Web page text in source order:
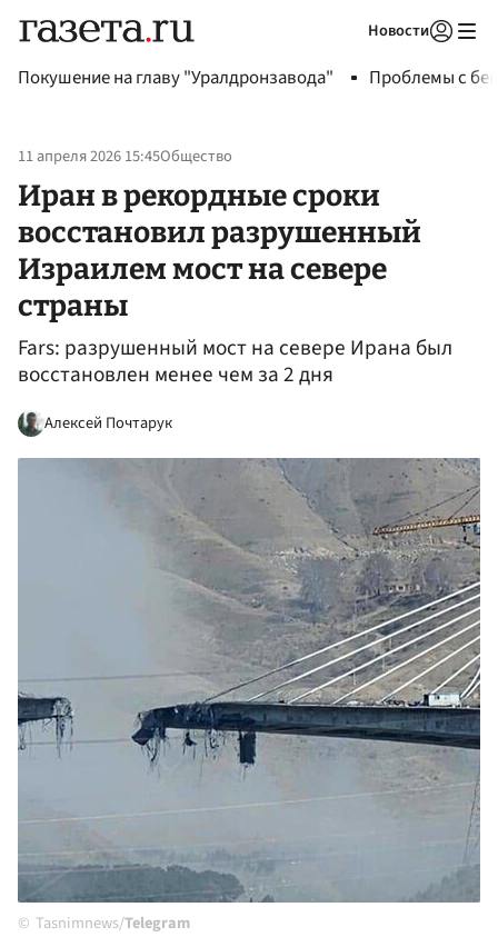
Новости
Покушение на главу "Уралдронзавода" Проблемы с
11 апреля 2026 15:45Общество
Иран в рекордные сроки
восстановил разрушенный
Израилем мост на севере
страны
Fars: разрушенный мост на севере Ирана был
восстановлен менее чем за 2 дня
Алексей Почтарук
Tasnimnews/Telegram